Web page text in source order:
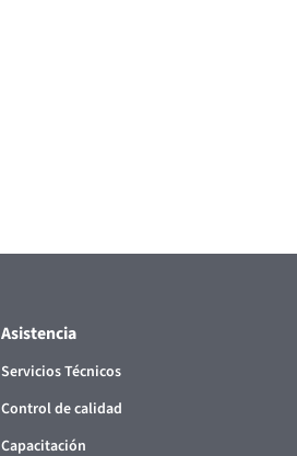
Asistencia
Servicios Técnicos
Control de calidad
Capacitación